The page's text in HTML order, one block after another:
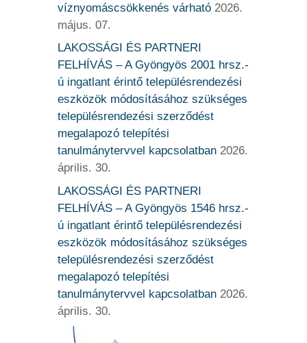
víznyomáscsökkenés várható 2026.
május. 07.
LAKOSSÁGI ÉS PARTNERI
FELHÍVÁS – A Gyöngyös 2001 hrsz.-
ú ingatlant érintő településrendezési
eszközök módosításához szükséges
településrendezési szerződést
megalapozó telepítési
tanulmánytervvel kapcsolatban 2026.
április. 30.
LAKOSSÁGI ÉS PARTNERI
FELHÍVÁS – A Gyöngyös 1546 hrsz.-
ú ingatlant érintő településrendezési
eszközök módosításához szükséges
településrendezési szerződést
megalapozó telepítési
tanulmánytervvel kapcsolatban 2026.
április. 30.